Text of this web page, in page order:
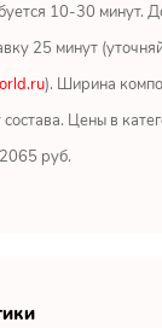
10-30 минут.
25 минут
). Ширина
состава. Цены в
руб.